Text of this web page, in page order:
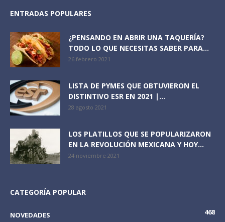
ENTRADAS POPULARES
¿PENSANDO EN ABRIR UNA TAQUERÍA?
TODO LO QUE NECESITAS SABER PARA...
26 febrero 2021
LISTA DE PYMES QUE OBTUVIERON EL
DISTINTIVO ESR EN 2021 |...
28 agosto 2021
LOS PLATILLOS QUE SE POPULARIZARON
EN LA REVOLUCIÓN MEXICANA Y HOY...
24 noviembre 2021
CATEGORÍA POPULAR
NOVEDADES
468